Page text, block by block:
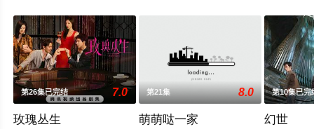
第26集已完结 7.0
玫瑰丛生
第21集 8.0
萌萌哒一家
第10集已完
幻世